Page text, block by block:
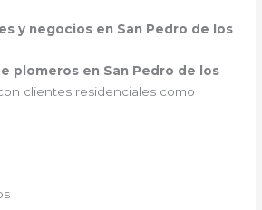
y negocios en San Pedro de los
plomeros en San Pedro de los
clientes residenciales como